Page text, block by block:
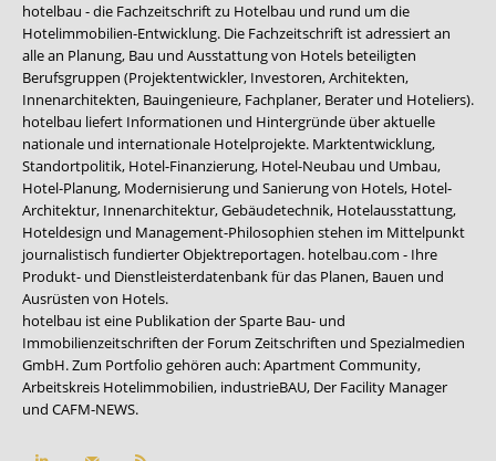
hotelbau - die Fachzeitschrift zu Hotelbau und rund um die
Hotelimmobilien-Entwicklung. Die Fachzeitschrift ist adressiert an
alle an Planung, Bau und Ausstattung von Hotels beteiligten
Berufsgruppen (Projektentwickler, Investoren, Architekten,
Innenarchitekten, Bauingenieure, Fachplaner, Berater und Hoteliers).
hotelbau liefert Informationen und Hintergründe über aktuelle
nationale und internationale Hotelprojekte. Marktentwicklung,
Standortpolitik, Hotel-Finanzierung, Hotel-Neubau und Umbau,
Hotel-Planung, Modernisierung und Sanierung von Hotels, Hotel-
Architektur, Innenarchitektur, Gebäudetechnik, Hotelausstattung,
Hoteldesign und Management-Philosophien stehen im Mittelpunkt
journalistisch fundierter Objektreportagen. hotelbau.com - Ihre
Produkt- und Dienstleisterdatenbank für das Planen, Bauen und
Ausrüsten von Hotels.
hotelbau ist eine Publikation der Sparte Bau- und
Immobilienzeitschriften der Forum Zeitschriften und Spezialmedien
GmbH. Zum Portfolio gehören auch:Apartment Community,
Arbeitskreis Hotelimmobilien, industrieBAU, Der Facility Manager
und CAFM-NEWS.